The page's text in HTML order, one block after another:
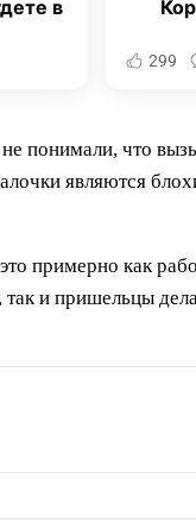
в
299
понимали, что
являются
примерно как
и пришельцы